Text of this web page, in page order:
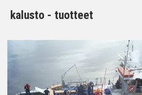
kalusto - tuotteet